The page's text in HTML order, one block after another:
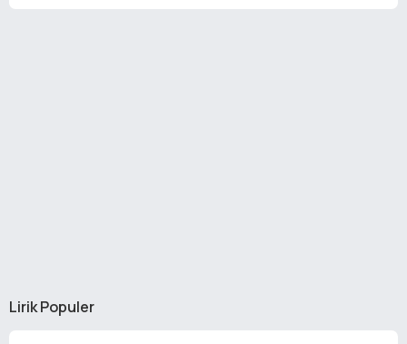
Lirik Populer